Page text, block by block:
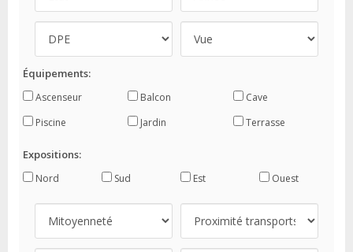
Équipements:
Ascenseur Balcon
Cave
Piscine
Jardin Terrasse
Expositions:
Nord Sud Est Ouest